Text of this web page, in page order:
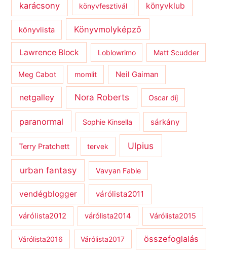
karácsony könyvfesztivál könyvklub
könyvlista Könyvmolyképző
Lawrence Block Loblowrimo Matt Scudder
Meg Cabot momlit Neil Gaiman
netgalley Nora Roberts Oscar díj
paranormal Sophie Kinsella sárkány
Terry Pratchett tervek Ulpius
urban fantasy Vavyan Fable
vendégblogger várólista2011
várólista2012 várólista2014 Várólista2015
Várólista2016 Várólista2017 összefoglalás